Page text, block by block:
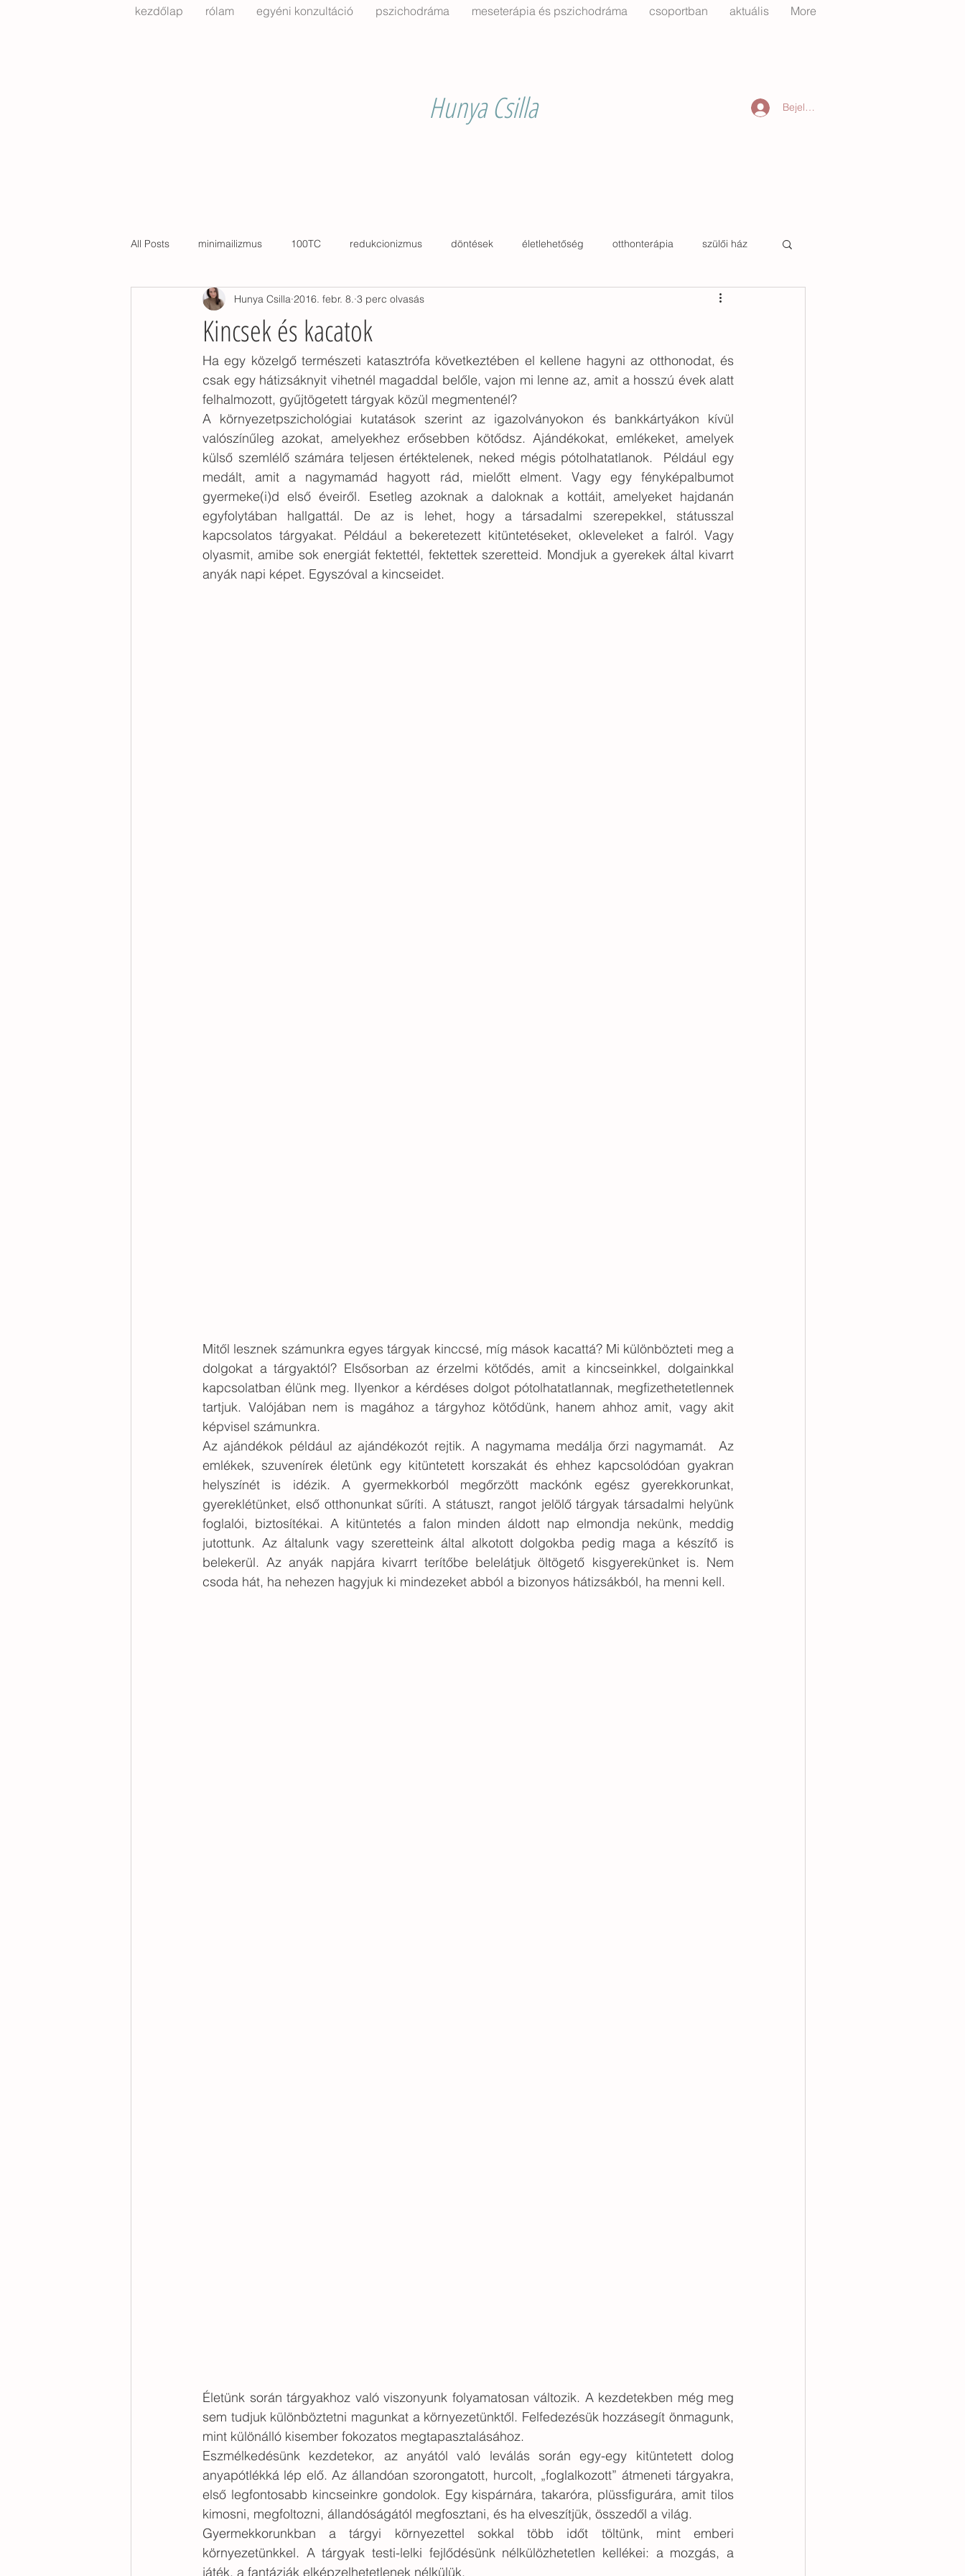
kezdőlap rólam egyéni konzultáció pszichodráma meseterápia és pszichodráma csoportban aktuális More
Hunya Csilla Bejelentkezés
All Posts minimailizmus 100TC redukcionizmus döntések életlehetőség otthonterápia szülői ház
Bachelard kert kertészkedés őszinte otthon
kirakat otthon reprezentáció tárgyak otthonlét gyerekkor konyhaasztal közös étkezés
étkezőasztal nyaraló szerető gyerekkori otthon környezeti tanulás zarándoklat
Kincsek és kacatok
Hunya Csilla 2016. febr. 8. 3 perc olvasás
Ha egy közelgő természeti katasztrófa következtében el kellene hagyni az otthonodat, és
csak egy hátizsáknyit vihetnél magaddal belőle, vajon mi lenne az, amit a hosszú évek alatt
felhalmozott, gyűjtögetett tárgyak közül megmentenél?
A környezetpszichológiai kutatások szerint az igazolványokon és bankkártyákon kívül
valószínűleg azokat, amelyekhez erősebben kötődsz. Ajándékokat, emlékeket, amelyek
külső szemlélő számára teljesen értéktelenek, neked mégis pótolhatatlanok.  Például egy
medált, amit a nagymamád hagyott rád, mielőtt elment. Vagy egy fényképalbumot
gyermeke(i)d első éveiről. Esetleg azoknak a daloknak a kottáit, amelyeket hajdanán
egyfolytában hallgattál. De az is lehet, hogy a társadalmi szerepekkel, státusszal
kapcsolatos tárgyakat. Például a bekeretezett kitüntetéseket, okleveleket a falról. Vagy
olyasmit, amibe sok energiát fektettél, fektettek szeretteid. Mondjuk a gyerekek által kivarrt
anyák napi képet. Egyszóval a kincseidet.
Mitől lesznek számunkra egyes tárgyak kinccsé, míg mások kacattá? Mi különbözteti meg a
dolgokat a tárgyaktól? Elsősorban az érzelmi kötődés, amit a kincseinkkel, dolgainkkal
kapcsolatban élünk meg. Ilyenkor a kérdéses dolgot pótolhatatlannak, megfizethetetlennek
tartjuk. Valójában nem is magához a tárgyhoz kötődünk, hanem ahhoz amit, vagy akit
képvisel számunkra.
Az ajándékok például az ajándékozót rejtik. A nagymama medálja őrzi nagymamát.  Az
emlékek, szuvenírek életünk egy kitüntetett korszakát és ehhez kapcsolódóan gyakran
helyszínét is idézik. A gyermekkorból megőrzött mackónk egész gyerekkorunkat,
gyereklétünket, első otthonunkat sűríti. A státuszt, rangot jelölő tárgyak társadalmi helyünk
foglalói, biztosítékai. A kitüntetés a falon minden áldott nap elmondja nekünk, meddig
jutottunk. Az általunk vagy szeretteink által alkotott dolgokba pedig maga a készítő is
belekerül. Az anyák napjára kivarrt terítőbe belelátjuk öltögető kisgyerekünket is. Nem
csoda hát, ha nehezen hagyjuk ki mindezeket abból a bizonyos hátizsákból, ha menni kell.
Életünk során tárgyakhoz való viszonyunk folyamatosan változik. A kezdetekben még meg
sem tudjuk különböztetni magunkat a környezetünktől. Felfedezésük hozzásegít önmagunk,
mint különálló kisember fokozatos megtapasztalásához.
Eszmélkedésünk kezdetekor, az anyától való leválás során egy-egy kitüntetett dolog
anyapótlékká lép elő. Az állandóan szorongatott, hurcolt, „foglalkozott” átmeneti tárgyakra,
első legfontosabb kincseinkre gondolok. Egy kispárnára, takaróra, plüssfigurára, amit tilos
kimosni, megfoltozni, állandóságától megfosztani, és ha elveszítjük, összedől a világ.
Gyermekkorunkban a tárgyi környezettel sokkal több időt töltünk, mint emberi
környezetünkkel. A tárgyak testi-lelki fejlődésünk nélkülözhetetlen kellékei: a mozgás, a
játék, a fantáziák elképzelhetetlenek nélkülük.